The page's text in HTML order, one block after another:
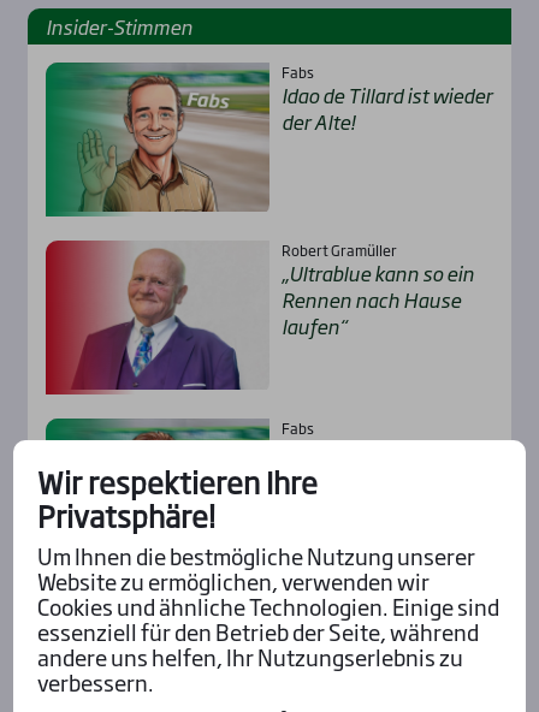
Insi­der-Stim­men
Fabs
Idao de Til­lard ist wie­der
der Alte!
Robert Gramüller
„Ultra­b­lue kann so ein
Ren­nen nach Hau­se
lau­fen“
Fabs
für Eng­hien!
Alle Insider-Stimmen
Wir respektieren Ihre
Privatsphäre!
Um Ihnen die bestmögliche Nutzung unserer
Website zu ermöglichen, verwenden wir
Cookies und ähnliche Technologien. Einige sind
essenziell für den Betrieb der Seite, während
andere uns helfen, Ihr Nutzungserlebnis zu
verbessern.